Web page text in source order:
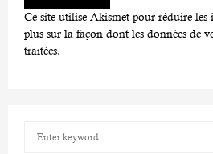
Ce site utilise Akismet pour réduire les
plus sur la façon dont les données de
traitées.